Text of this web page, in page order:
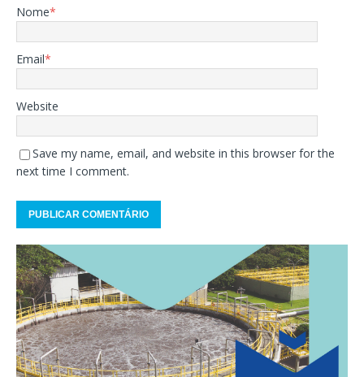
Nome*
Email*
Website
Save my name, email, and website in this browser for the
next time I comment.